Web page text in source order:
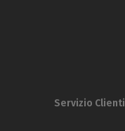
Servizio Clienti